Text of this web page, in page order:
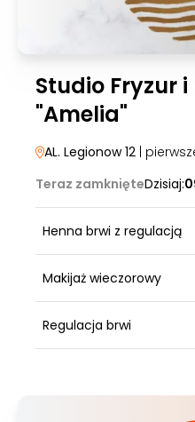
Studio Fryzur
"Amelia"
AL. Legionow 12 |
Teraz zamknięteDzisiaj:
Henna brwi z regulacją
Makijaż wieczorowy
Regulacja brwi